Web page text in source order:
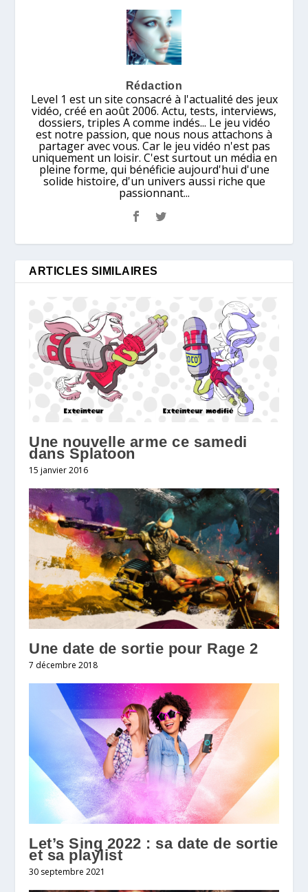
Rédaction
Level 1 est un site consacré à l'actualité des jeux
vidéo, créé en août 2006. Actu, tests, interviews,
dossiers, triples A comme indés... Le jeu vidéo
est notre passion, que nous nous attachons à
partager avec vous. Car le jeu vidéo n'est pas
uniquement un loisir. C'est surtout un média en
pleine forme, qui bénéficie aujourd'hui d'une
solide histoire, d'un univers aussi riche que
passionnant...
ARTICLES SIMILAIRES
Une nouvelle arme ce samedi
dans Splatoon
15 janvier 2016
Une date de sortie pour Rage 2
7 décembre 2018
Let’s Sing 2022 : sa date de sortie
et sa playlist
30 septembre 2021